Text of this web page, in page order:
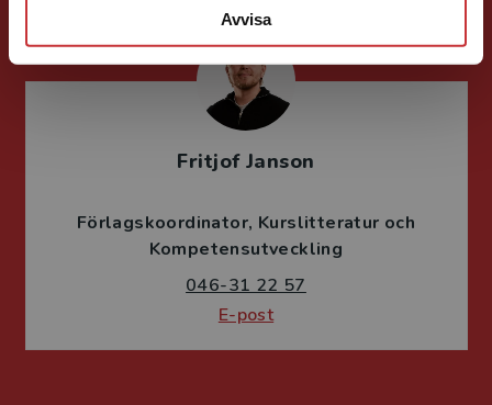
Avvisa
Fritjof Janson
Förlagskoordinator Kurslitteratur och
Kompetensutveckling
046-31 22 57
E-post